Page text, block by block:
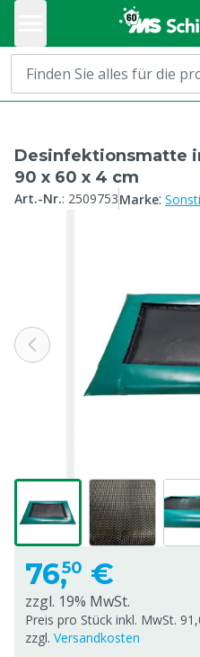
Desinfektionsmatte
90 x 60 x 4 cm
Art.-Nr.: 2509753Marke:
76,50 €
zzgl. 19% MwSt.
Preis pro Stück inkl. MwSt.
zzgl. Versandkosten